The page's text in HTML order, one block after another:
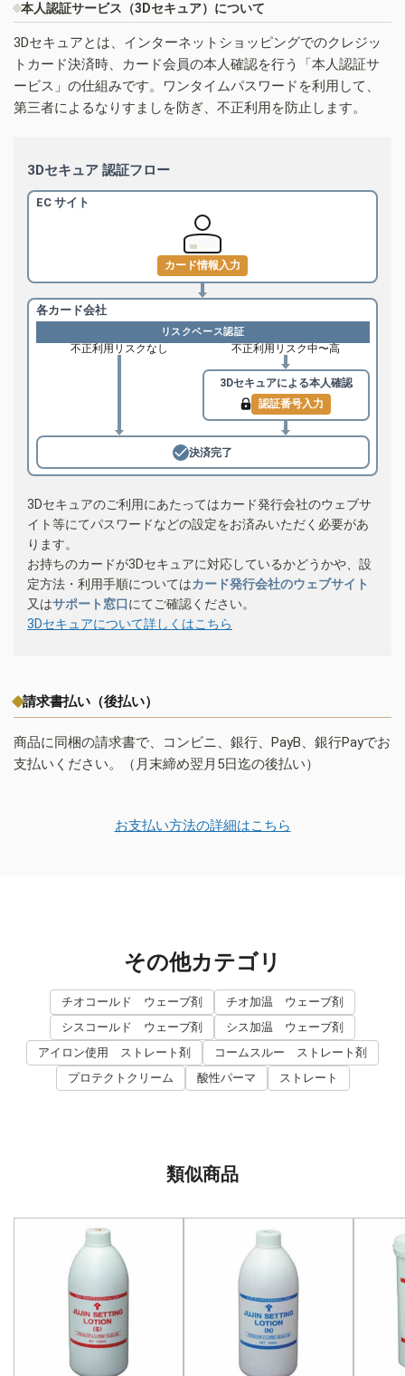
本人認証サービス（3Dセキュア）について
3Dセキュアとは、インターネットショッピングでのクレジッ
トカード決済時、カード会員の本人確認を行う「本人認証サ
ービス」の仕組みです。ワンタイムパスワードを利用して、
第三者によるなりすましを防ぎ、不正利用を防止します。
3Dセキュア 認証フロー
EC サイト
カード情報入力
各カード会社
リスクベース認証
不正利用リスクなし 不正利用リスク中〜高
3Dセキュアによる本人確認
認証番号入力
決済完了
3Dセキュアのご利用にあたってはカード発行会社のウェブサ
イト等にてパスワードなどの設定をお済みいただく必要があ
ります。
お持ちのカードが3Dセキュアに対応しているかどうかや、設
定方法・利用手順についてはカード発行会社のウェブサイト
又はサポート窓口にてご確認ください。
3Dセキュアについて詳しくはこちら
請求書払い（後払い）
商品に同梱の請求書で、コンビニ、銀行、PayB、銀行Payでお
支払いください。（月末締め翌月5日迄の後払い）
お支払い方法の詳細はこちら
その他カテゴリ
チオコールド ウェーブ剤
チオ加温 ウェーブ剤
シスコールド ウェーブ剤
シス加温 ウェーブ剤
アイロン使用 ストレート剤
コームスルー ストレート剤
プロテクトクリーム
酸性パーマ ストレート
類似商品